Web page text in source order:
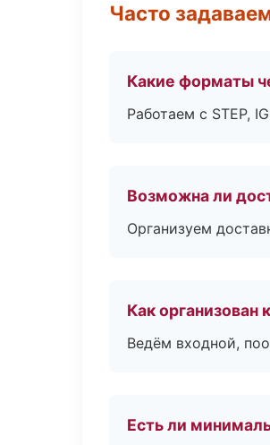
Часто
Какие форматы
Работаем с STEP,
Возможна ли
Организуем
Как организован
Ведём входной,
Есть ли